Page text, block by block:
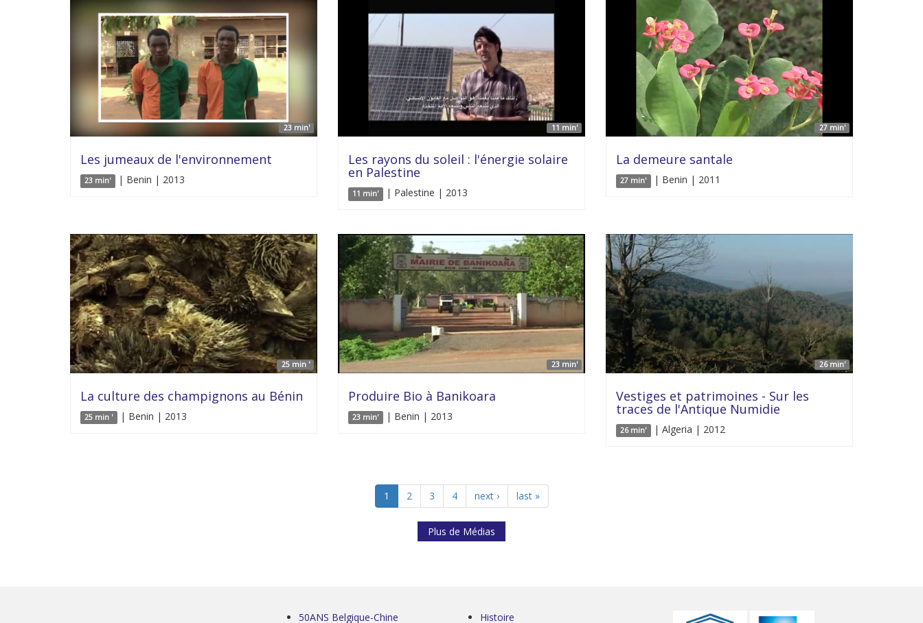
23 min'
Les jumeaux de l'environnement
23 min' | Benin | 2013
11 min'
Les rayons du soleil : l'énergie solaire
en Palestine
11 min' | Palestine | 2013
27 min'
La demeure santale
27 min' | Benin | 2011
25 min '
La culture des champignons au Bénin
25 min ' | Benin | 2013
23 min'
Produire Bio à Banikoara
23 min' | Benin | 2013
26 min'
Vestiges et patrimoines - Sur les
traces de l'Antique Numidie
26 min' | Algeria | 2012
1 2 3 4 next › last »
Plus de Médias
50ANS Belgique-Chine Histoire